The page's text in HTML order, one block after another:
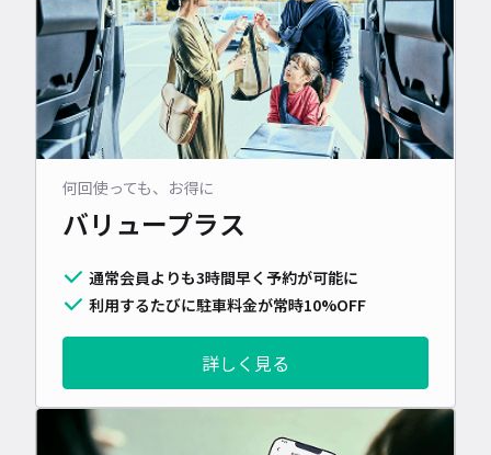
何回使っても、お得に
バリュープラス
通常会員よりも3時間早く予約が可能に
利用するたびに駐車料金が常時10%OFF
詳しく見る